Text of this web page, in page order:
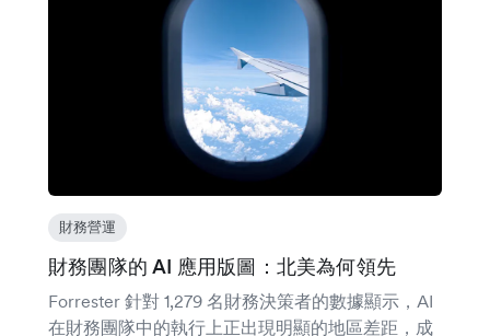
財務營運
財務團隊的 AI 應用版圖：北美為何領先
Forrester 針對 1,279 名財務決策者的數據顯示，AI
在財務團隊中的執行上正出現明顯的地區差距，成